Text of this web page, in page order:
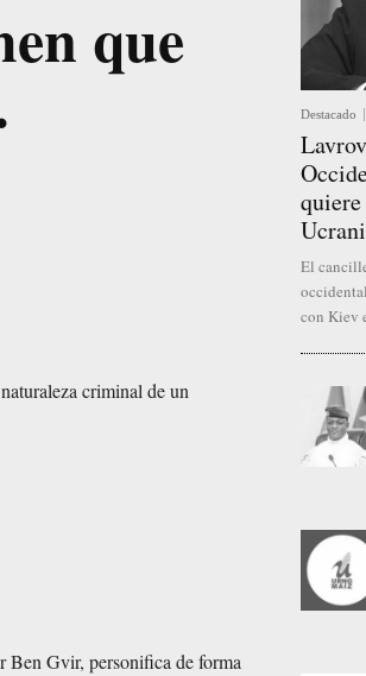
que
criminal de un
Ben Gvir, personifica de forma
Destacado
El
con Kiev